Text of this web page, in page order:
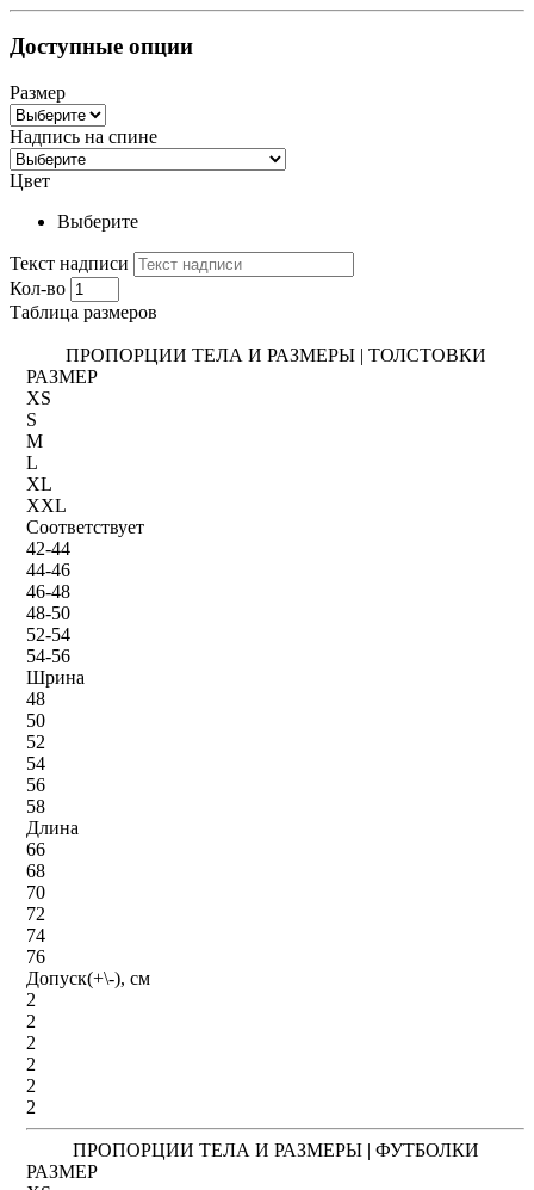
Доступные опции
Размер
Надпись на спине
Цвет
Выберите
Текст надписи
Кол-во
Таблица размеров
ПРОПОРЦИИ ТЕЛА И РАЗМЕРЫ | ТОЛСТОВКИ
РАЗМЕР
XS
S
M
L
XL
XXL
Соответствует
42-44
44-46
46-48
48-50
52-54
54-56
Шрина
48
50
52
54
56
58
Длина
66
68
70
72
74
76
Допуск(+\-), см
2
2
2
2
2
2
ПРОПОРЦИИ ТЕЛА И РАЗМЕРЫ | ФУТБОЛКИ
РАЗМЕР